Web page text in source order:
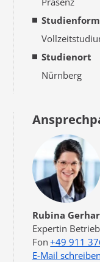
Studienform
Studienort
Nürnberg
Rubina
Expertin
+49 911
E-Mail schreiben